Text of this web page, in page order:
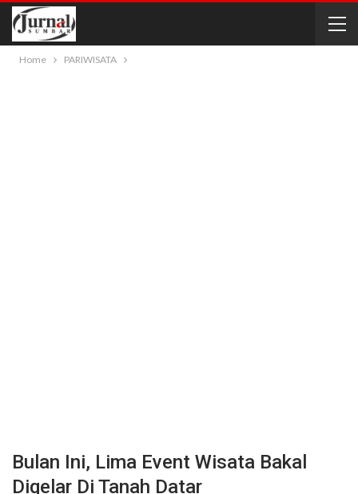
Home PARIWISATA
Bulan Ini, Lima Event Wisata Bakal
Digelar Di Tanah Datar